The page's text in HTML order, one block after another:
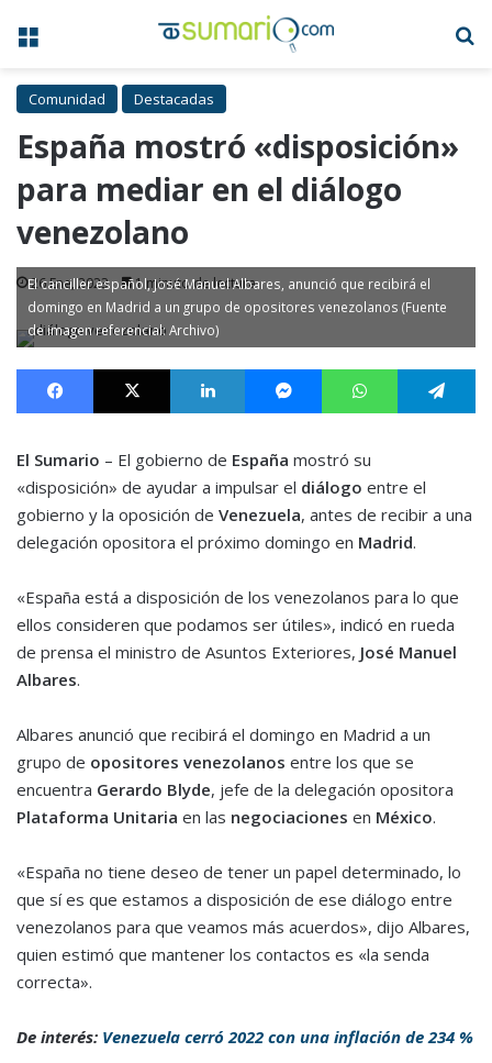
Menú
Comunidad Destacadas
España mostró «disposición»
para mediar en el diálogo
venezolano
26 Ene, 2023 1 minuto de lectura
El canciller español, José Manuel Albares, anunció que recibirá el
domingo en Madrid a un grupo de opositores venezolanos (Fuente
de imagen referencial: Archivo)
Facebook X LinkedIn MessengerWhatsApp
El Sumario – El gobierno de España mostró su
«disposición» de ayudar a impulsar el diálogo entre el
gobierno y la oposición de Venezuela, antes de recibir a una
delegación opositora el próximo domingo en Madrid.
«España está a disposición de los venezolanos para lo que
ellos consideren que podamos ser útiles», indicó en rueda
de prensa el ministro de Asuntos Exteriores, José Manuel
Albares.
Albares anunció que recibirá el domingo en Madrid a un
grupo de opositores venezolanos entre los que se
encuentra Gerardo Blyde, jefe de la delegación opositora
Plataforma Unitaria en las negociaciones en México.
«España no tiene deseo de tener un papel determinado, lo
que sí es que estamos a disposición de ese diálogo entre
venezolanos para que veamos más acuerdos», dijo Albares,
quien estimó que mantener los contactos es «la senda
correcta».
De interés: Venezuela cerró 2022 con una inflación de 234 %